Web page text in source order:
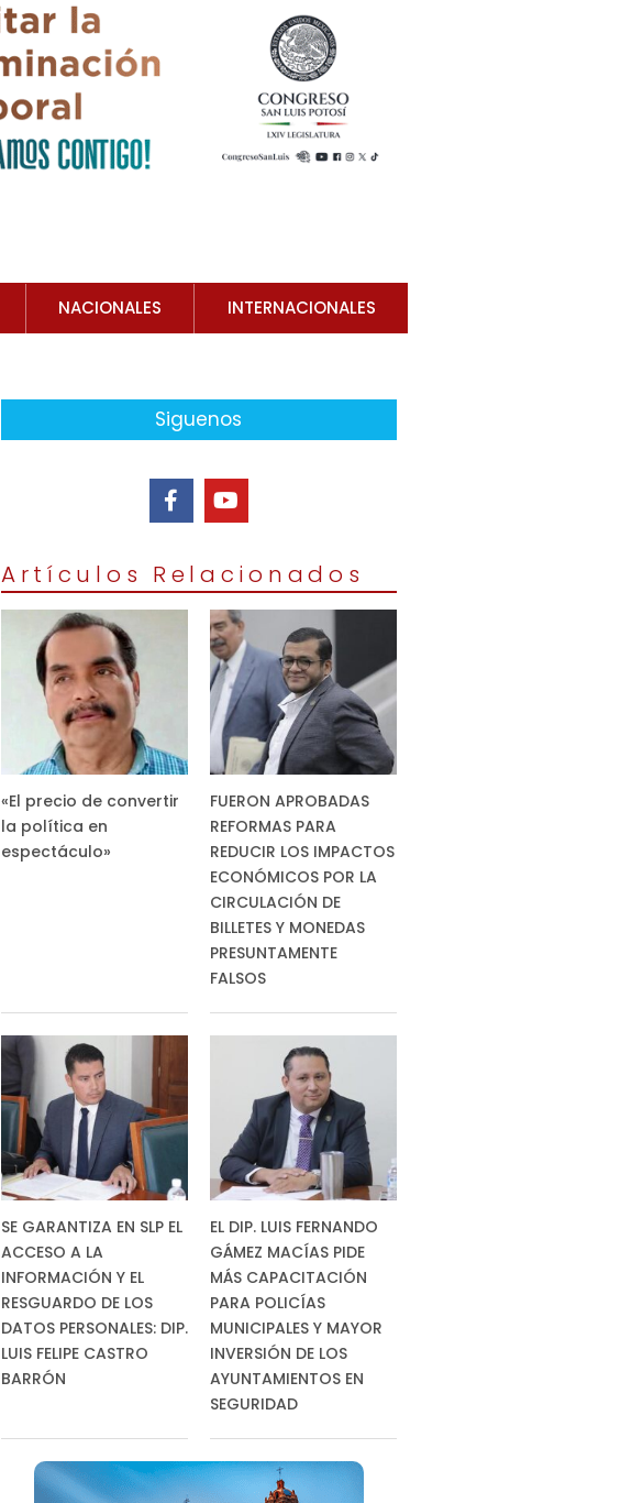
NACIONALES INTERNACIONALES
Siguenos
Artículos Relacionados
«El precio de convertir
la política en
espectáculo»
FUERON APROBADAS
REFORMAS PARA
REDUCIR LOS IMPACTOS
ECONÓMICOS POR LA
CIRCULACIÓN DE
BILLETES Y MONEDAS
PRESUNTAMENTE
FALSOS
SE GARANTIZA EN SLP EL
ACCESO A LA
INFORMACIÓN Y EL
RESGUARDO DE LOS
DATOS PERSONALES: DIP.
LUIS FELIPE CASTRO
BARRÓN
EL DIP. LUIS FERNANDO
GÁMEZ MACÍAS PIDE
MÁS CAPACITACIÓN
PARA POLICÍAS
MUNICIPALES Y MAYOR
INVERSIÓN DE LOS
AYUNTAMIENTOS EN
SEGURIDAD